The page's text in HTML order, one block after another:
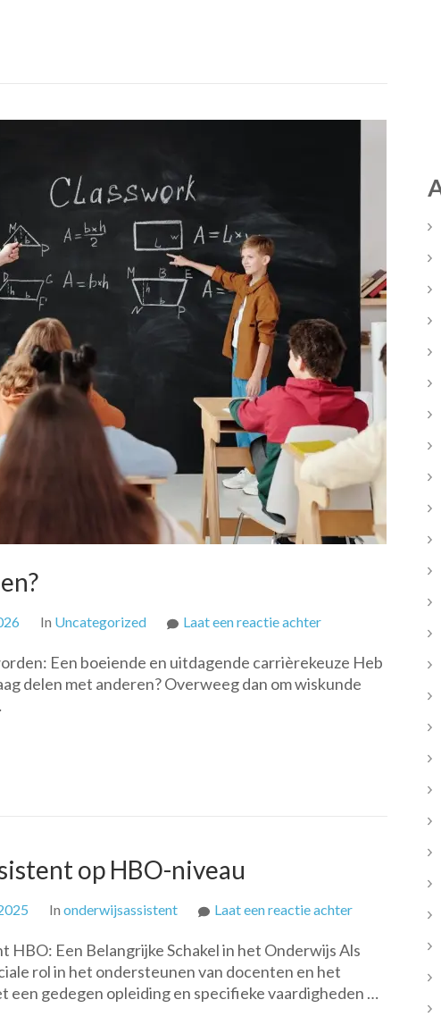
In Uncategorized Laat een reactie achterop
kun
je
Een boeiende en uitdagende carrièrekeuze Heb
delen met anderen? Overweeg dan om wiskunde
op HBO-niveau
In onderwijsassistent Laat een reactie achterop
Belang
een
Een Belangrijke Schakel in het Onderwijs Als
rol in het ondersteunen van docenten en het
gedegen opleiding en specifieke vaardigheden …